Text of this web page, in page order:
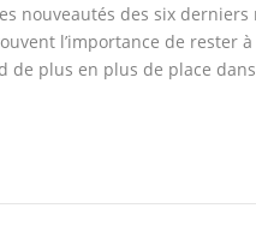
nouveautés des six derniers
l’importance de rester
de plus en plus de place